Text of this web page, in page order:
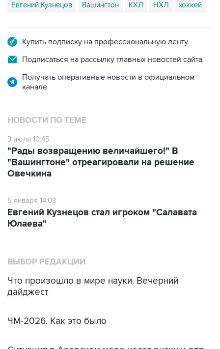
Евгений Кузнецов Вашингтон КХЛ НХЛ хоккей
Купить подписку на профессиональную ленту
Подписаться на рассылку главных новостей сайта
Получать оперативные новости в официальном
канале
НОВОСТИ ПО ТЕМЕ
3 июля 10:45
"Рады возвращению величайшего!" В
"Вашингтоне" отреагировали на решение
Овечкина
5 января 14:03
Евгений Кузнецов стал игроком "Салавата
Юлаева"
ВЫБОР РЕДАКЦИИ
Что произошло в мире науки. Вечерний
дайджест
ЧМ-2026. Как это было